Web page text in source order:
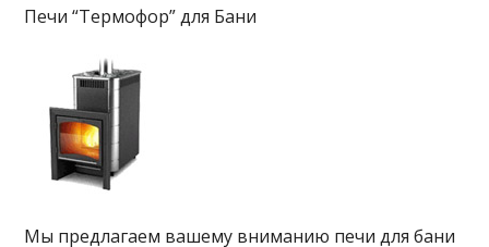
Печи “Термофор” для Бани
Мы предлагаем вашему вниманию печи для бани